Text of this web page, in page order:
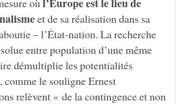
et de sa réalisation dans sa
– l’État-nation. La recherche
entre population d’une même
démultiplie les potentialités
comme le souligne Ernest
relèvent « de la contingence et non